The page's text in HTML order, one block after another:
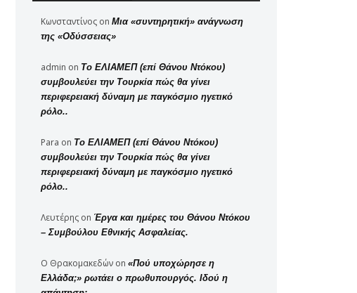
Κωνσταντίνος on Μια «συντηρητική» ανάγνωση
της «Οδύσσειας»
admin on Το ΕΛΙΑΜΕΠ (επί Θάνου Ντόκου)
συμβουλεύει την Τουρκία πώς θα γίνει
περιφερειακή δύναμη με παγκόσμιο ηγετικό
ρόλο..
Para on Το ΕΛΙΑΜΕΠ (επί Θάνου Ντόκου)
συμβουλεύει την Τουρκία πώς θα γίνει
περιφερειακή δύναμη με παγκόσμιο ηγετικό
ρόλο..
Λευτέρης on Έργα και ημέρες του Θάνου Ντόκου
– Συμβούλου Εθνικής Ασφαλείας.
Ο Θρακομακεδών on «Πού υποχώρησε η
Ελλάδα;» ρωτάει ο πρωθυπουργός. Ιδού η